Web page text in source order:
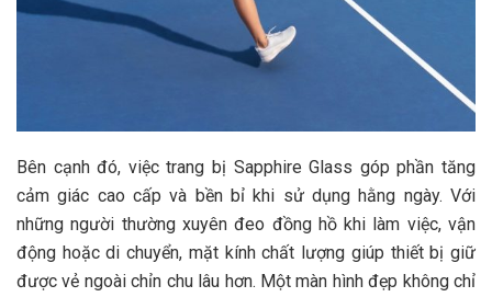
Bên cạnh đó, việc trang bị Sapphire Glass góp phần tăng
cảm giác cao cấp và bền bỉ khi sử dụng hằng ngày. Với
những người thường xuyên đeo đồng hồ khi làm việc, vận
động hoặc di chuyển, mặt kính chất lượng giúp thiết bị giữ
được vẻ ngoài chỉn chu lâu hơn. Một màn hình đẹp không chỉ